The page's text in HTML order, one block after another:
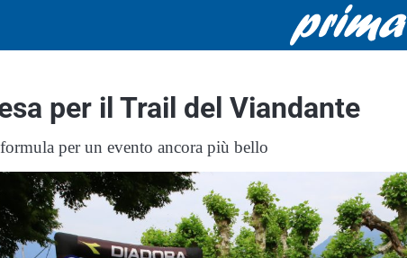
per il Trail del Viandante
formula per un evento ancora più bello